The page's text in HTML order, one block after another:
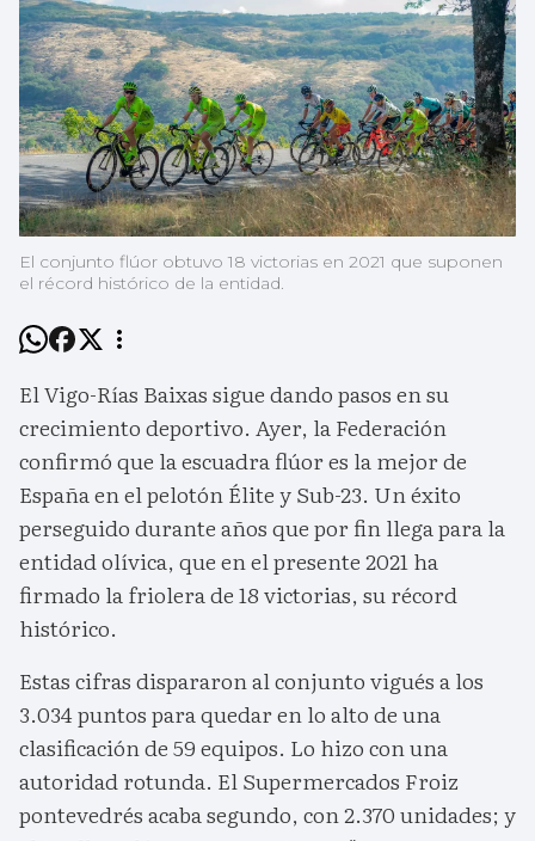
El conjunto flúor obtuvo 18 victorias en 2021 que suponen
el récord histórico de la entidad.
El Vigo-Rías Baixas sigue dando pasos en su
crecimiento deportivo. Ayer, la Federación
confirmó que la escuadra flúor es la mejor de
España en el pelotón Élite y Sub-23. Un éxito
perseguido durante años que por fin llega para la
entidad olívica, que en el presente 2021 ha
firmado la friolera de 18 victorias, su récord
histórico.
Estas cifras dispararon al conjunto vigués a los
3.034 puntos para quedar en lo alto de una
clasificación de 59 equipos. Lo hizo con una
autoridad rotunda. El Supermercados Froiz
pontevedrés acaba segundo, con 2.370 unidades; y